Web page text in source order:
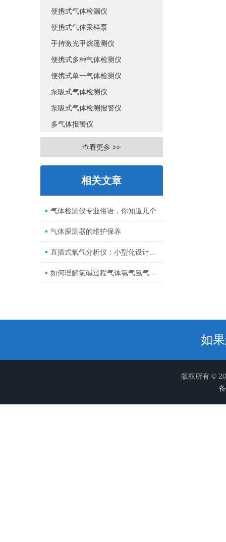
便携式气体检漏仪
便携式气体采样泵
手持激光甲烷遥测仪
便携式多种气体检测仪
便携式单一气体检测仪
泵吸式气体检测仪
泵吸式气体检测报警仪
多气体报警仪
查看更多 >>
相关文章
气体检测仪专业俗语，你知道几个
气体探测器的维护保养
直插式氧气分析仪：小型化设计背后的大作用
如何理解氯碱过程气体氯气氢气分析系统？
如
版权所有 ©